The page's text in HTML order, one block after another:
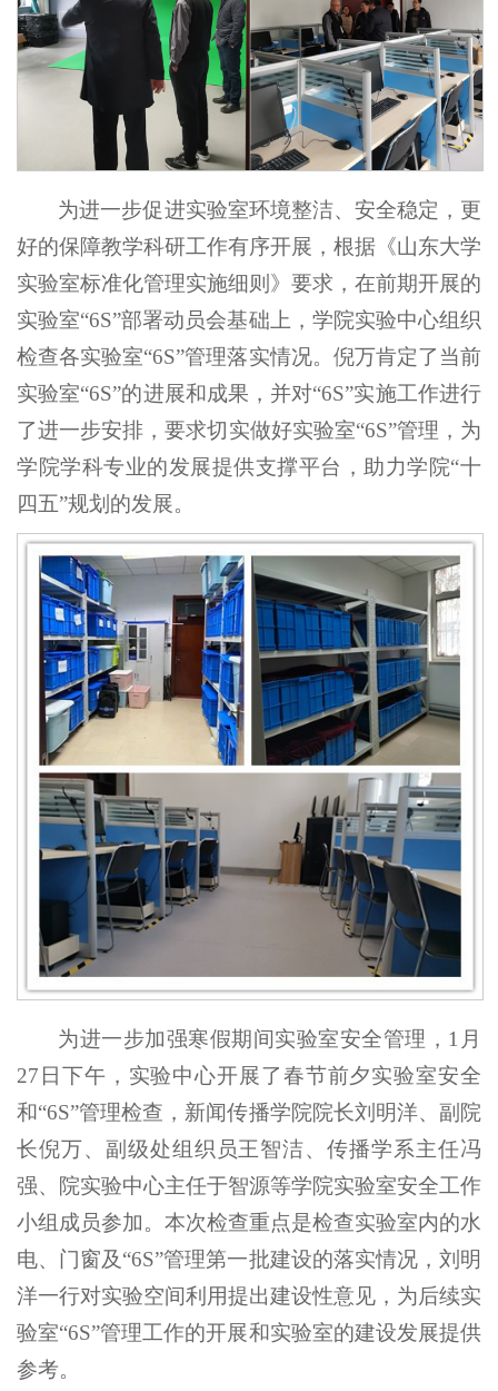
为进一步促进实验室环境整洁、安全稳定，更
好的保障教学科研工作有序开展，根据《山东大学
实验室标准化管理实施细则》要求，在前期开展的
实验室“6S”部署动员会基础上，学院实验中心组织
检查各实验室“6S”管理落实情况。倪万肯定了当前
实验室“6S”的进展和成果，并对“6S”实施工作进行
了进一步安排，要求切实做好实验室“6S”管理，为
学院学科专业的发展提供支撑平台，助力学院“十
四五”规划的发展。
为进一步加强寒假期间实验室安全管理，1月
27日下午，实验中心开展了春节前夕实验室安全
和“6S”管理检查，新闻传播学院院长刘明洋、副院
长倪万、副级处组织员王智洁、传播学系主任冯
强、院实验中心主任于智源等学院实验室安全工作
小组成员参加。本次检查重点是检查实验室内的水
电、门窗及“6S”管理第一批建设的落实情况，刘明
洋一行对实验空间利用提出建设性意见，为后续实
验室“6S”管理工作的开展和实验室的建设发展提供
参考。